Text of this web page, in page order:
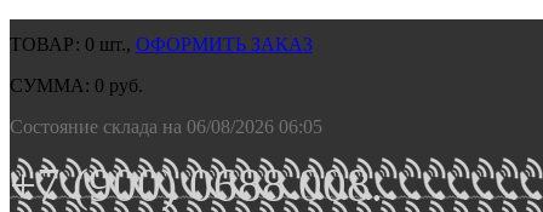
ТОВАР: 0 шт., ОФОРМИТЬ ЗАКАЗ
СУММА: 0 руб.
Состояние склада на 06/08/2026 06:05
+7 (900) 0688 008.